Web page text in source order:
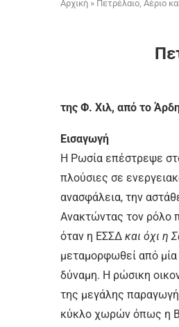
Αρχική » Πετρέλαιο, Αέριο
της Φ. Χιλ, από το
Εισαγωγή
Η Ρωσία επέστρεψε
πλούσιες σε
ανασφάλεια, την
Ανακτώντας τον ρόλο
όταν η ΕΣΣΔ και όχι η
μεταμορφωθεί από μία
δύναμη. Η ρώσικη
της μεγάλης
κύκλο χωρών όπως η